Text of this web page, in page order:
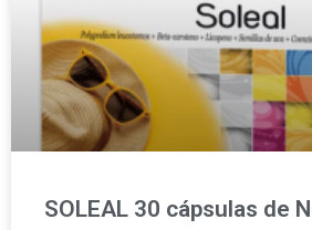
SOLEAL 30 cápsulas de